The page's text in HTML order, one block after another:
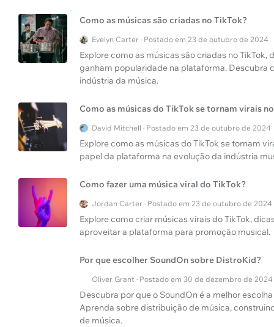
Como as músicas são criadas no TikTok?
Evelyn Carter · Postado em 23 de outubro de 2024
Explore como as músicas são criadas no
ganham popularidade na plataforma. Descubra
indústria da música.
Como as músicas do TikTok se tornam virais
David Mitchell · Postado em 23 de outubro de 2024
Explore como as músicas do TikTok se tornam
papel da plataforma na evolução da indústria
Como fazer uma música viral do TikTok?
Jordan Carter · Postado em 23 de outubro de 2024
Explore como criar músicas virais do TikTok,
aproveitar a plataforma para promoção musical.
Por que escolher SoundOn sobre DistroKid?
Oliver Grant · Postado em 30 de dezembro de 2024
Descubra por que o SoundOn é a melhor
Aprenda sobre distribuição de música,
de música.